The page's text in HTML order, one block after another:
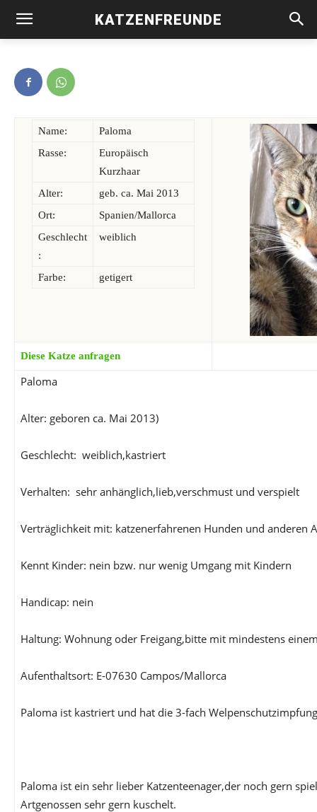
KATZENFREUNDE
Paloma -vermittelt-
Name:
Paloma
Rasse:
Europäisch
Kurzhaar
Alter:
geb. ca. Mai 2013
Ort:
Spanien/Mallorca
Geschlecht
:
weiblich
Farbe: getigert
Diese Katze anfragen
Paloma
Alter: geboren ca. Mai 2013)
Geschlecht: weiblich,kastriert
Verhalten: sehr anhänglich,lieb,verschmust und verspielt
Verträglichkeit mit: katzenerfahrenen Hunden und anderen
Kennt Kinder: nein bzw. nur wenig Umgang mit Kindern
Handicap: nein
Haltung: Wohnung oder Freigang,bitte mit mindestens
Aufenthaltsort: E-07630 Campos/Mallorca
Paloma ist kastriert und hat die 3-fach
Paloma ist ein sehr lieber Katzenteenager,der noch gern
Artgenossen sehr gern kuschelt.